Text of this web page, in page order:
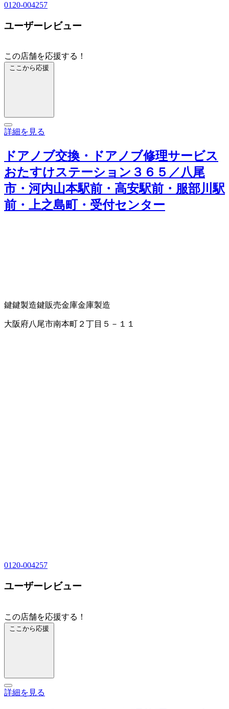
0120-004257
ユーザーレビュー
この店舗を応援する！
ここから応援
詳細を見る
ドアノブ交換・ドアノブ修理サービス
おたすけステーション３６５／八尾
市・河内山本駅前・高安駅前・服部川駅
前・上之島町・受付センター
鍵鍵製造鍵販売金庫金庫製造
大阪府八尾市南本町２丁目５－１１
0120-004257
ユーザーレビュー
この店舗を応援する！
ここから応援
詳細を見る